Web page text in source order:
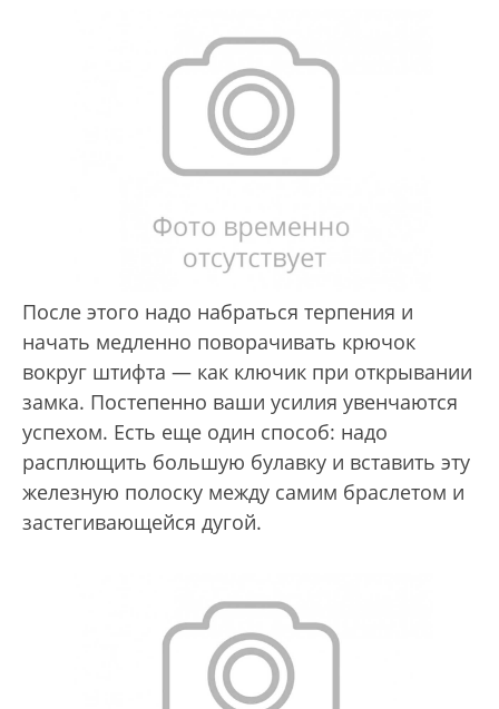
После этого надо набраться терпения и
начать медленно поворачивать крючок
вокруг штифта — как ключик при открывании
замка. Постепенно ваши усилия увенчаются
успехом. Есть еще один способ: надо
расплющить большую булавку и вставить эту
железную полоску между самим браслетом и
застегивающейся дугой.